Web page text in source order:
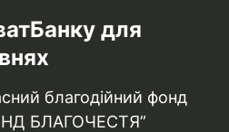
для
благодійний фонд
БЛАГОЧЕСТЯ”